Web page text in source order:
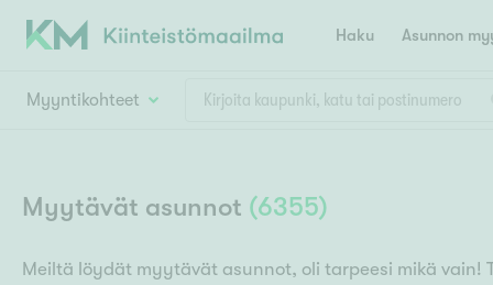
Haku Asunnon
E
Espoo
Myyntikohteet
Myytävät asunnot (6355)
Meiltä löydät myytävät asunnot, oli tarpeesi mikä vain!